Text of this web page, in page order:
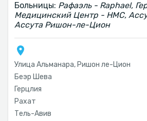
Больницы: Рафаэль - Raphael,
Медицинский Центр - HMC,
Ассута Ришон-ле-Цион
Улица Альманара, Ришон ле-Цион
Беэр Шева
Герцлия
Рахат
Тель-Авив‎